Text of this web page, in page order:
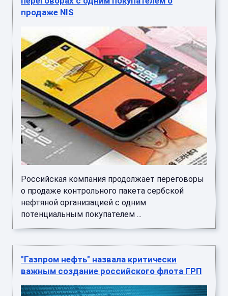
продаже NIS
Российская компания продолжает переговоры
о продаже контрольного пакета сербской
нефтяной организацией с одним
потенциальным покупателем ...
"Газпром нефть" назвала критически
важным создание российского флота ГРП